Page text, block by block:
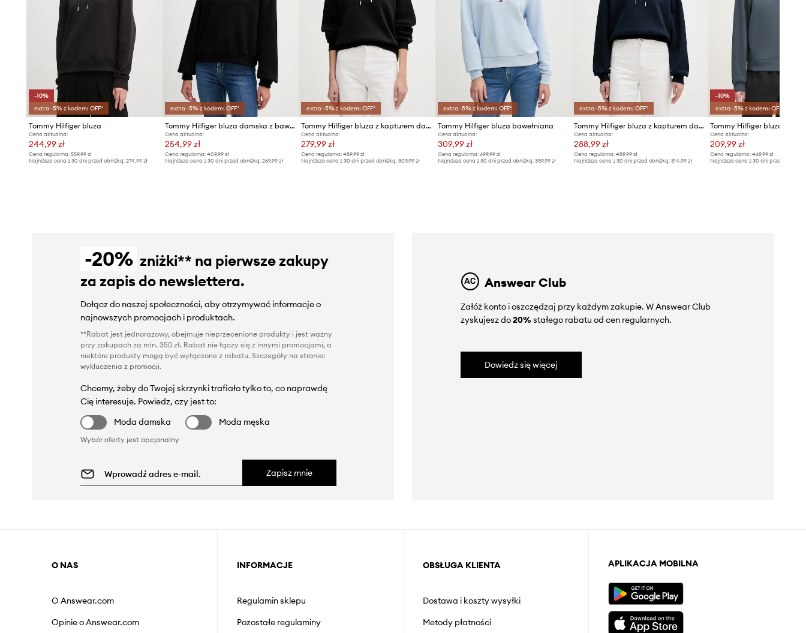
-10%
extra -5% z kodem: OFF*
Tommy Hilfiger bluza
Cena aktualna:
244,99 zł
Cena regularna: 559,99 zł
Najniższa cena z 30 dni przed obniżką: 274,99 zł
extra -5% z kodem: OFF*
Tommy Hilfiger bluza damska z bawełną
Cena aktualna:
254,99 zł
Cena regularna:409,99 zł
Najniższa cena z 30 dni przed obniżką:269,99 zł
extra -5% z kodem: OFF*
Tommy Hilfiger bluza z kapturem damska z bawełną
Cena aktualna:
279,99 zł
Cena regularna: 489,99 zł
Najniższa cena z 30 dni przed obniżką: 309,99 zł
extra -5% z kodem: OFF*
Tommy Hilfiger bluza bawełniana
Cena aktualna:
309,99 zł
Cena regularna: 699,99 zł
Najniższa cena z 30 dni przed obniżką: 339,99 zł
extra -5% z kodem: OFF*
Tommy Hilfiger bluza z kapturem damska z bawełną
Cena aktualna:
288,99 zł
Cena regularna:489,99 zł
Najniższa cena z 30 dni przed obniżką:314,99 zł
-10%
extra -5% z kodem: OFF*
Tommy Hilfiger bluza
Cena aktualna:
209,99 zł
Cena regularna: 469,99 zł
Najniższa cena z 30 dni przed obniżką:
-20% zniżki** na pierwsze zakupy
za zapis do newslettera.
Dołącz do naszej społeczności, aby otrzymywać informacje o
najnowszych promocjach i produktach.
**Rabat jest jednorazowy, obejmuje nieprzecenione produkty i jest ważny
przy zakupach za min. 350 zł. Rabat nie łączy się z innymi promocjami, a
niektóre produkty mogą być wyłączone z rabatu. Szczegóły na stronie:
wykluczenia z promocji.
Chcemy, żeby do Twojej skrzynki trafiało tylko to, co naprawdę
Cię interesuje. Powiedz, czy jest to:
Moda damska
Moda męska
Wybór oferty jest opcjonalny
Zapisz mnie
Answear Club
Załóż konto i oszczędzaj przy każdym zakupie. W Answear Club
zyskujesz do20%stałego rabatu od cen regularnych.
Dowiedz się więcej
O NAS
O Answear.com
Opinie o Answear.com
INFORMACJE
Regulamin sklepu
Pozostałe regulaminy
OBSŁUGA KLIENTA
Dostawa i koszty wysyłki
Metody płatności
APLIKACJA MOBILNA